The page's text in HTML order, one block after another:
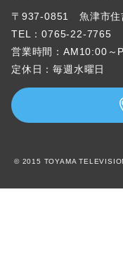
〒937-0851 魚津市住
TEL：0765-22-7765
営業時間：AM10:00～
定休日：毎週水曜日
© 2015 TOYAMA